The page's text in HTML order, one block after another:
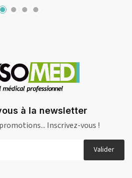
à la newsletter
Inscrivez-vous !
Valider